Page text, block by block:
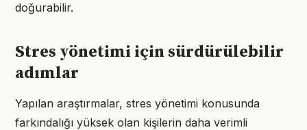
doğurabilir.
Stres yönetimi için sürdürülebilir
adımlar
Yapılan araştırmalar, stres yönetimi konusunda
farkındalığı yüksek olan kişilerin daha verimli